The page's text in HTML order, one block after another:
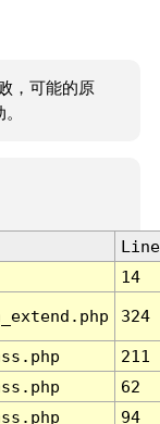
，可能的原
Line
14
324
211
62
94